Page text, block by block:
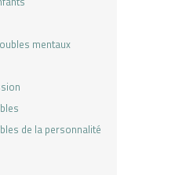
mentaux
de la personnalité